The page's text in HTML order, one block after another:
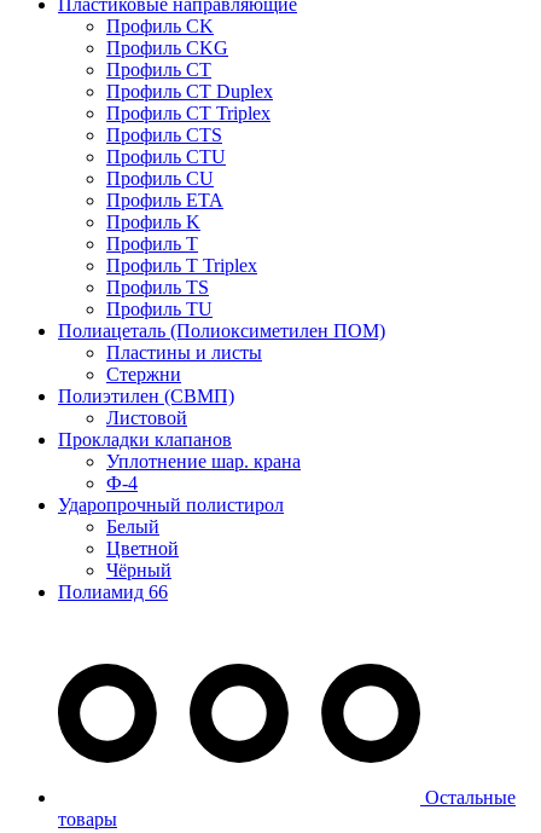
Пластиковые направляющие
Профиль CK
Профиль CKG
Профиль CT
Профиль CT Duplex
Профиль CT Triplex
Профиль CTS
Профиль CTU
Профиль CU
Профиль ETA
Профиль K
Профиль T
Профиль T Triplex
Профиль TS
Профиль TU
Полиацеталь (Полиоксиметилен ПОМ)
Пластины и листы
Стержни
Полиэтилен (СВМП)
Листовой
Прокладки клапанов
Уплотнение шар. крана
Ф-4
Ударопрочный полистирол
Белый
Цветной
Чёрный
Полиамид 66
Остальные
товары